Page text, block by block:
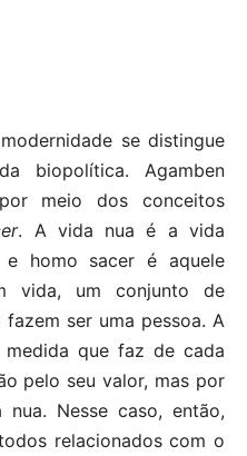
se distingue
biopolítica. Agamben
meio dos conceitos
. A vida nua é a vida
e homo sacer é aquele
vida, um conjunto de
ser uma pessoa. A
que faz de cada
pelo seu valor, mas por
Nesse caso, então,
relacionados com o